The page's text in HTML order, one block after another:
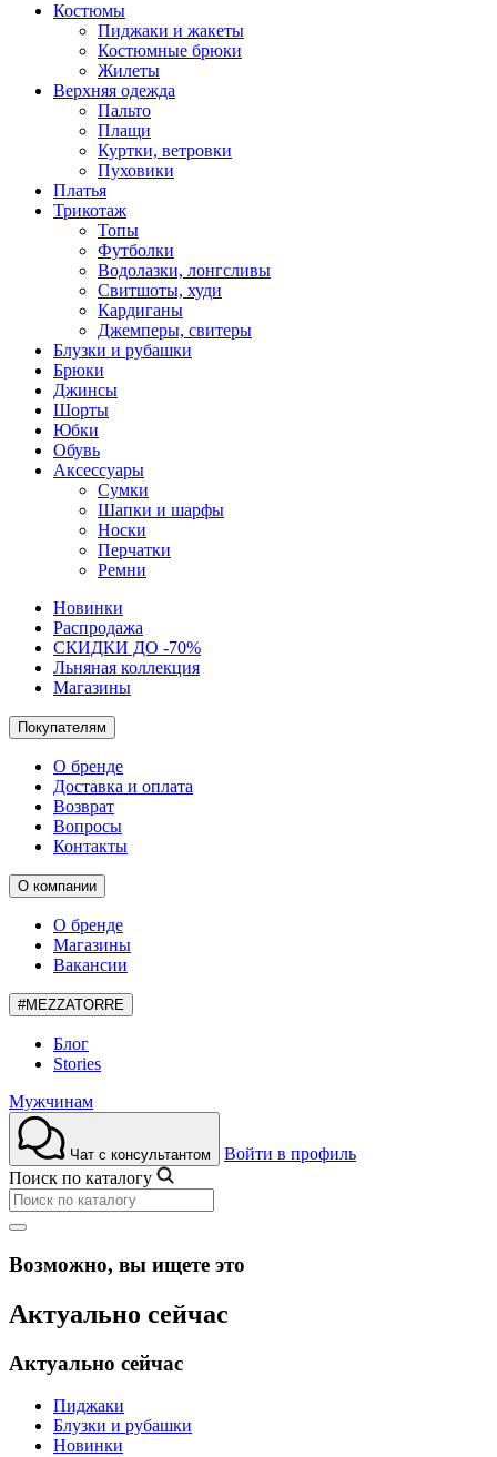
Костюмы
Пиджаки и жакеты
Костюмные брюки
Жилеты
Верхняя одежда
Пальто
Плащи
Куртки, ветровки
Пуховики
Платья
Трикотаж
Топы
Футболки
Водолазки, лонгсливы
Свитшоты, худи
Кардиганы
Джемперы, свитеры
Блузки и рубашки
Брюки
Джинсы
Шорты
Юбки
Обувь
Аксессуары
Сумки
Шапки и шарфы
Носки
Перчатки
Ремни
Новинки
Распродажа
СКИДКИ ДО -70%
Льняная коллекция
Магазины
Покупателям
О бренде
Доставка и оплата
Возврат
Вопросы
Контакты
О компании
О бренде
Магазины
Вакансии
#MEZZATORRE
Блог
Stories
Мужчинам
Чат с консультантом
Войти в профиль
Поиск по каталогу
Возможно, вы ищете это
Актуально сейчас
Актуально сейчас
Пиджаки
Блузки и рубашки
Новинки